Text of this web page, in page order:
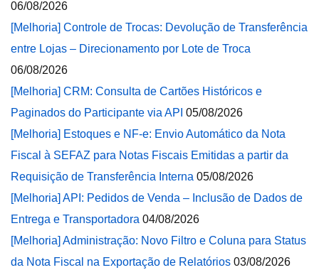
06/08/2026
[Melhoria] Controle de Trocas: Devolução de Transferência
entre Lojas – Direcionamento por Lote de Troca
06/08/2026
[Melhoria] CRM: Consulta de Cartões Históricos e
Paginados do Participante via API 05/08/2026
[Melhoria] Estoques e NF-e: Envio Automático da Nota
Fiscal à SEFAZ para Notas Fiscais Emitidas a partir da
Requisição de Transferência Interna 05/08/2026
[Melhoria] API: Pedidos de Venda – Inclusão de Dados de
Entrega e Transportadora 04/08/2026
[Melhoria] Administração: Novo Filtro e Coluna para Status
da Nota Fiscal na Exportação de Relatórios 03/08/2026